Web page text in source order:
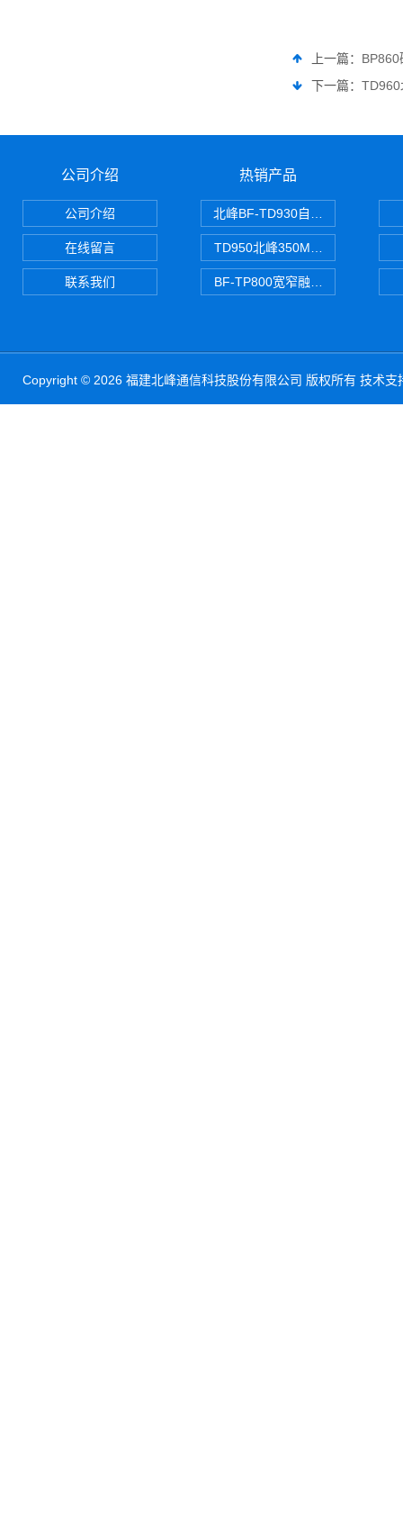
上一篇：
下一篇： TD960
公司介绍
公司介绍
在线留言
联系我们
热销产品
北峰BF-TD930自组网对讲机
TD950北峰350M对讲机 PDT数
BF-TP800宽窄融合对讲机
Copyright © 2026 福建北峰通信科技股份有限公司 版权所有 技术支